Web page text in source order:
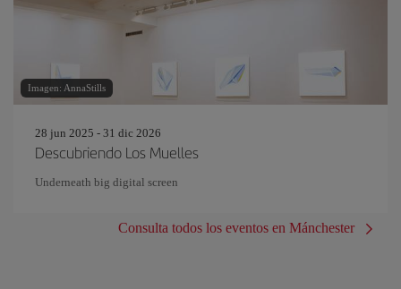
Imagen: AnnaStills
28 jun 2025 - 31 dic 2026
Descubriendo Los Muelles
Underneath big digital screen
Consulta todos los eventos en Mánchester